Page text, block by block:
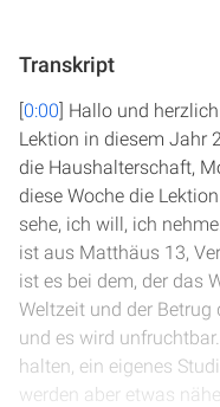
Transkript
[0:00] Hallo und
Lektion in diesem Jahr
die Haushalterschaft,
diese Woche die
sehe, ich will, ich
ist aus Matthäus 13,
ist es bei dem, der das
Weltzeit und der Betrug
und es wird
halten, ein eigenes
werden aber etwas